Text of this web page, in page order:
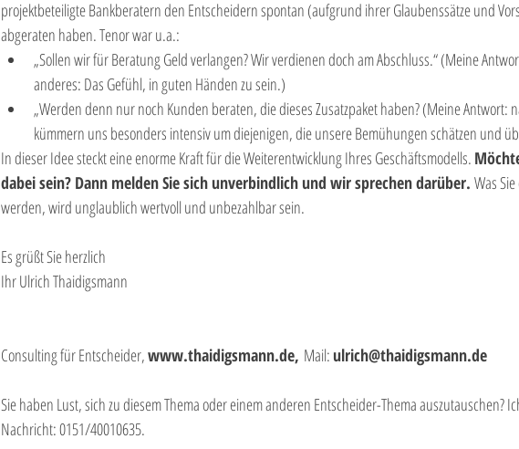
projektbeteiligte Bankberatern den Entscheidern spontan (aufgrund ihrer Glaubenssätze und
abgeraten haben. Tenor war u.a.:
„Sollen wir für Beratung Geld verlangen? Wir verdienen doch am Abschluss.“ (Meine
anderes: Das Gefühl, in guten Händen zu sein.)
„Werden denn nur noch Kunden beraten, die dieses Zusatzpaket haben? (Meine Antwort:
kümmern uns besonders intensiv um diejenigen, die unsere Bemühungen schätzen und
In dieser Idee steckt eine enorme Kraft für die Weiterentwicklung Ihres Geschäftsmodells.
dabei sein? Dann melden Sie sich unverbindlich und wir sprechen darüber. Was
werden, wird unglaublich wertvoll und unbezahlbar sein.
Es grüßt Sie herzlich
Ihr Ulrich Thaidigsmann
Consulting für Entscheider, www.thaidigsmann.de, Mail: ulrich@thaidigsmann.de
Sie haben Lust, sich zu diesem Thema oder einem anderen Entscheider-Thema auszutauschen?
Nachricht: 0151/40010635.